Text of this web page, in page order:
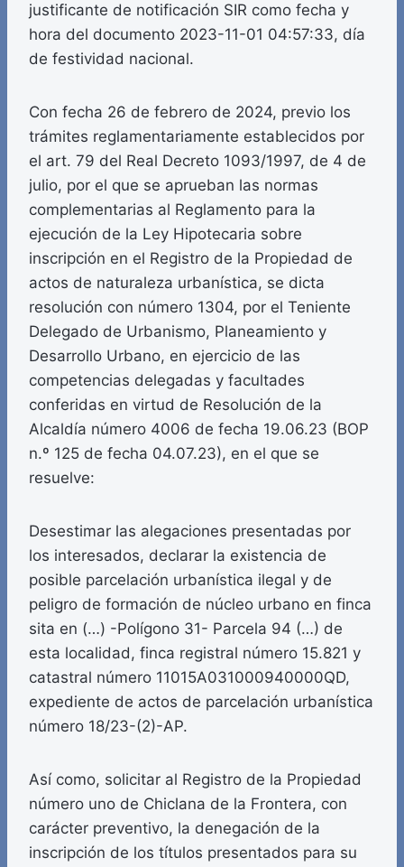
justificante de notificación SIR como fecha y
hora del documento 2023-11-01 04:57:33, día
de festividad nacional.
Con fecha 26 de febrero de 2024, previo los
trámites reglamentariamente establecidos por
el art. 79 del Real Decreto 1093/1997, de 4 de
julio, por el que se aprueban las normas
complementarias al Reglamento para la
ejecución de la Ley Hipotecaria sobre
inscripción en el Registro de la Propiedad de
actos de naturaleza urbanística, se dicta
resolución con número 1304, por el Teniente
Delegado de Urbanismo, Planeamiento y
Desarrollo Urbano, en ejercicio de las
competencias delegadas y facultades
conferidas en virtud de Resolución de la
Alcaldía número 4006 de fecha 19.06.23 (BOP
n.º 125 de fecha 04.07.23), en el que se
resuelve:
Desestimar las alegaciones presentadas por
los interesados, declarar la existencia de
posible parcelación urbanística ilegal y de
peligro de formación de núcleo urbano en finca
sita en (…) -Polígono 31- Parcela 94 (…) de
esta localidad, finca registral número 15.821 y
catastral número 11015A031000940000QD,
expediente de actos de parcelación urbanística
número 18/23-(2)-AP.
Así como, solicitar al Registro de la Propiedad
número uno de Chiclana de la Frontera, con
carácter preventivo, la denegación de la
inscripción de los títulos presentados para su